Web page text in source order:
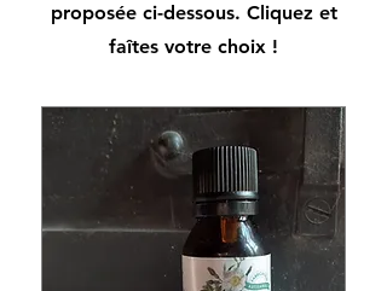
proposée ci-dessous. Cliquez et
faîtes votre choix !